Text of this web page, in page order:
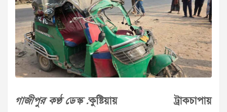
গাজীপুর কণ্ঠ ডেস্ক :কুষ্টিয়ায় ট্রাকচাপায়